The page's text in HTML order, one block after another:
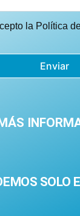
la Política
Enviar
MÁS
SOLO